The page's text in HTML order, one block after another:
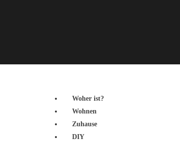
Woher ist?
Wohnen
Zuhause
DIY